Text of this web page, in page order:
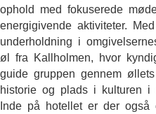
ophold med fokuserede
energigivende aktiviteter.
underholdning i
øl fra Kallholmen, hvor
guide gruppen gennem
historie og plads i kulturen i
Inde på hotellet er der